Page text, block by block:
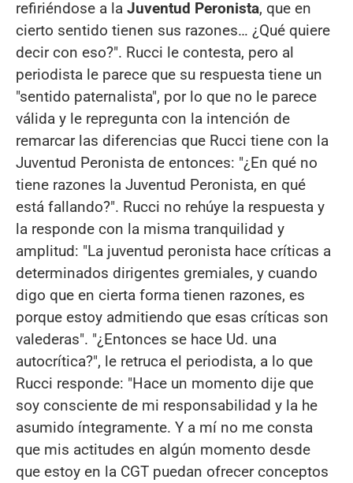
refiriéndose a la Juventud Peronista, que en
cierto sentido tienen sus razones… ¿Qué quiere
decir con eso?". Rucci le contesta, pero al
periodista le parece que su respuesta tiene un
"sentido paternalista", por lo que no le parece
válida y le repregunta con la intención de
remarcar las diferencias que Rucci tiene con la
Juventud Peronista de entonces: "¿En qué no
tiene razones la Juventud Peronista, en qué
está fallando?". Rucci no rehúye la respuesta y
la responde con la misma tranquilidad y
amplitud: "La juventud peronista hace críticas a
determinados dirigentes gremiales, y cuando
digo que en cierta forma tienen razones, es
porque estoy admitiendo que esas críticas son
valederas". "¿Entonces se hace Ud. una
autocrítica?", le retruca el periodista, a lo que
Rucci responde: "Hace un momento dije que
soy consciente de mi responsabilidad y la he
asumido íntegramente. Y a mí no me consta
que mis actitudes en algún momento desde
que estoy en la CGT puedan ofrecer conceptos